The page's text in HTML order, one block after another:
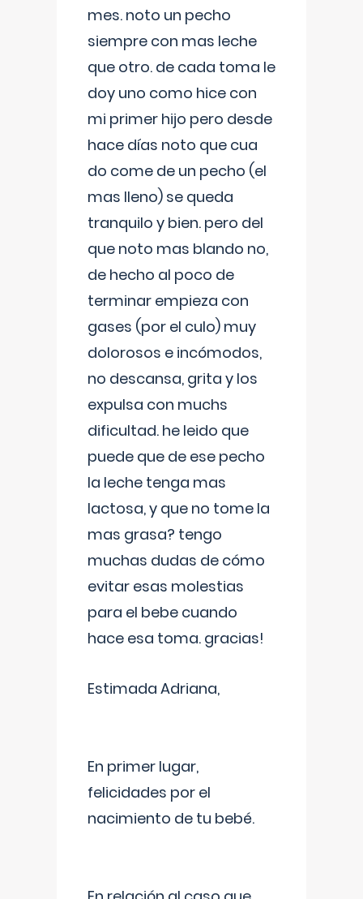
mes. noto un pecho
siempre con mas leche
que otro. de cada toma le
doy uno como hice con
mi primer hijo pero desde
hace días noto que cua
do come de un pecho (el
mas lleno) se queda
tranquilo y bien. pero del
que noto mas blando no,
de hecho al poco de
terminar empieza con
gases (por el culo) muy
dolorosos e incómodos,
no descansa, grita y los
expulsa con muchs
dificultad. he leido que
puede que de ese pecho
la leche tenga mas
lactosa, y que no tome la
mas grasa? tengo
muchas dudas de cómo
evitar esas molestias
para el bebe cuando
hace esa toma. gracias!
Estimada Adriana,
En primer lugar,
felicidades por el
nacimiento de tu bebé.